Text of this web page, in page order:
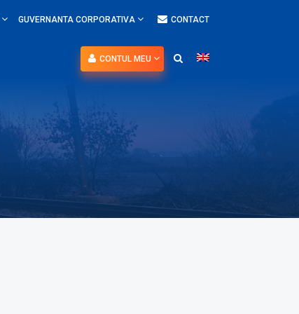
GUVERNANTA CORPORATIVA CONTACT
CONTUL MEU